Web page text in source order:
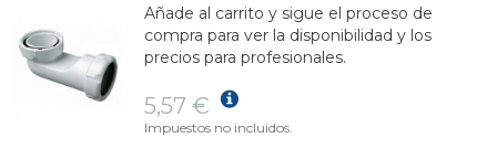
Añade al carrito y sigue el proceso de
compra para ver la disponibilidad y los
precios para profesionales.
5,57 €
Impuestos no incluidos.